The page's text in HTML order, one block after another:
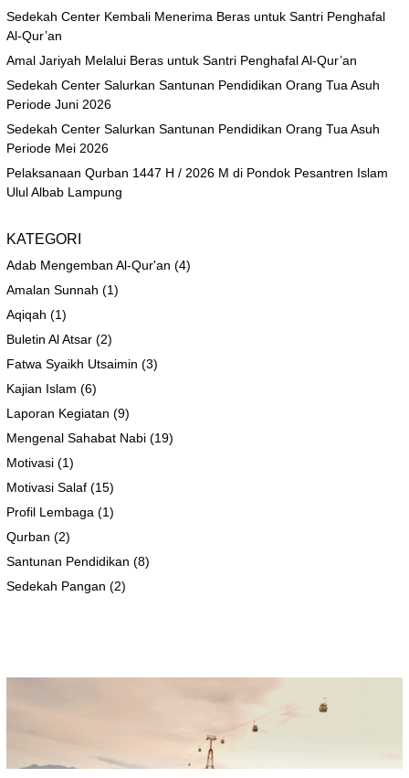
Sedekah Center Kembali Menerima Beras untuk Santri Penghafal
Al-Qur’an
Amal Jariyah Melalui Beras untuk Santri Penghafal Al-Qur’an
Sedekah Center Salurkan Santunan Pendidikan Orang Tua Asuh
Periode Juni 2026
Sedekah Center Salurkan Santunan Pendidikan Orang Tua Asuh
Periode Mei 2026
Pelaksanaan Qurban 1447 H / 2026 M di Pondok Pesantren Islam
Ulul Albab Lampung
KATEGORI
Adab Mengemban Al-Qur'an (4)
Amalan Sunnah (1)
Aqiqah (1)
Buletin Al Atsar (2)
Fatwa Syaikh Utsaimin (3)
Kajian Islam (6)
Laporan Kegiatan (9)
Mengenal Sahabat Nabi (19)
Motivasi (1)
Motivasi Salaf (15)
Profil Lembaga (1)
Qurban (2)
Santunan Pendidikan (8)
Sedekah Pangan (2)